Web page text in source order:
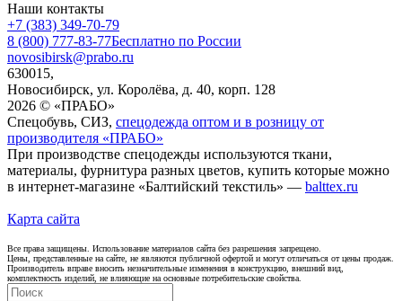
Наши контакты
+7 (383) 349-70-79
8 (800) 777-83-77Бесплатно по России
novosibirsk@prabo.ru
630015,
Новосибирск, ул. Королёва, д. 40, корп. 128
2026 © «ПРАБО»
Спецобувь, СИЗ, спецодежда оптом и в розницу от
производителя «ПРАБО»
При производстве спецодежды используются ткани,
материалы, фурнитура разных цветов, купить которые можно
в интернет-магазине «Балтийский текстиль» — balttex.ru
Карта сайта
Все права защищены. Использование материалов сайта без разрешения запрещено.
Цены, представленные на сайте, не являются публичной офертой и могут отличаться от цены продаж.
Производитель вправе вносить незначительные изменения в конструкцию, внешний вид,
комплектность изделий, не влияющие на основные потребительские свойства.